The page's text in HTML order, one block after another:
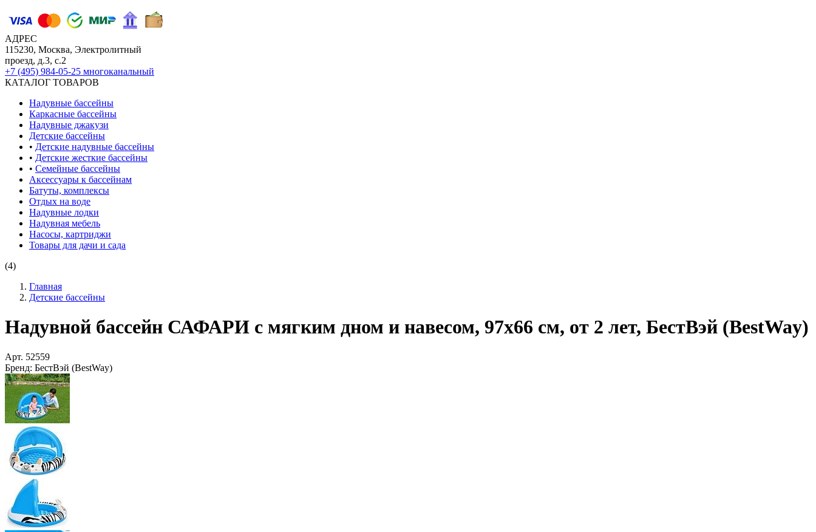
АДРЕС
115230, Москва, Электролитный
проезд, д.3, с.2
+7 (495) 984-05-25 многоканальный
КАТАЛОГ ТОВАРОВ
Надувные бассейны
Каркасные бассейны
Надувные джакузи
Детские бассейны
• Детские надувные бассейны
• Детские жесткие бассейны
• Семейные бассейны
Аксессуары к бассейнам
Батуты, комплексы
Отдых на воде
Надувные лодки
Надувная мебель
Насосы, картриджи
Товары для дачи и сада
(4)
Главная
Детские бассейны
Надувной бассейн САФАРИ с мягким дном и навесом, 97х66 см, от 2 лет, БестВэй (BestWay)
Арт. 52559
Бренд: БестВэй (BestWay)